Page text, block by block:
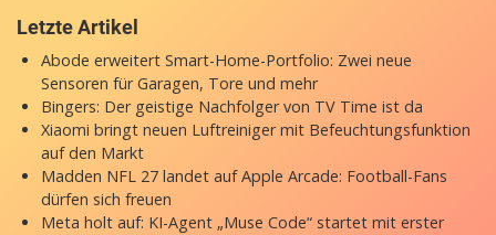
Letzte Artikel
Abode erweitert Smart-Home-Portfolio: Zwei neue
Sensoren für Garagen, Tore und mehr
Bingers: Der geistige Nachfolger von TV Time ist da
Xiaomi bringt neuen Luftreiniger mit Befeuchtungsfunktion
auf den Markt
Madden NFL 27 landet auf Apple Arcade: Football-Fans
dürfen sich freuen
Meta holt auf: KI-Agent „Muse Code“ startet mit erster